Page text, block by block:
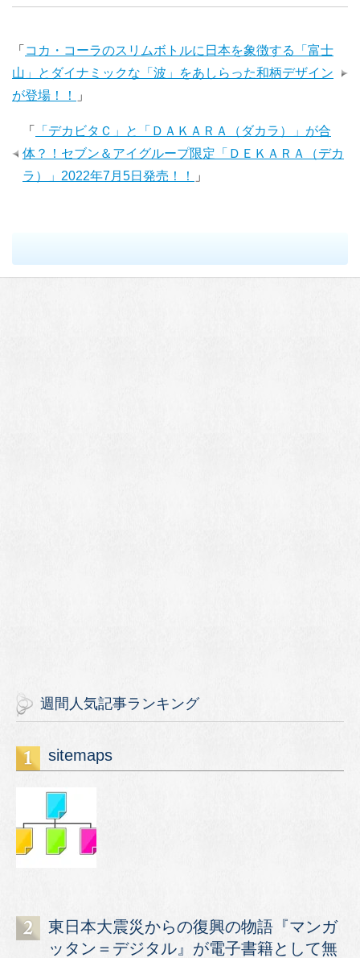
「 コカ・コーラのスリムボトルに日本を象徴する「富士
山」とダイナミックな「波」をあしらった和柄デザイン
が登場！！
」
「
「デカビタＣ」と「ＤＡＫＡＲＡ（ダカラ）」が合
体？！セブン＆アイグループ限定「ＤＥＫＡＲＡ（デカ
ラ）」2022年7月5日発売！！
」
週間人気記事ランキング
sitemaps
東日本大震災からの復興の物語『マンガ
ッタン＝デジタル』が電子書籍として無